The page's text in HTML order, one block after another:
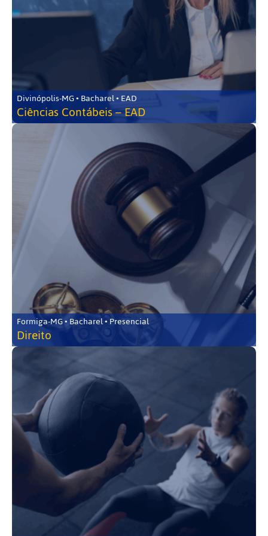
Divinópolis-MG • Bacharel • EAD
Ciências Contábeis – EAD
Formiga-MG • Bacharel • Presencial
Direito